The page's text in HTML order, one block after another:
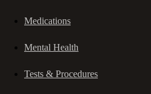
Medications
Mental Health
Tests & Procedures